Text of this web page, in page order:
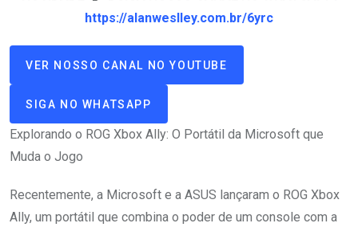
https://alanweslley.com.br/6yrc
VER NOSSO CANAL NO YOUTUBE
SIGA NO WHATSAPP
Explorando o ROG Xbox Ally: O Portátil da Microsoft que
Muda o Jogo
Recentemente, a Microsoft e a ASUS lançaram o ROG Xbox
Ally, um portátil que combina o poder de um console com a